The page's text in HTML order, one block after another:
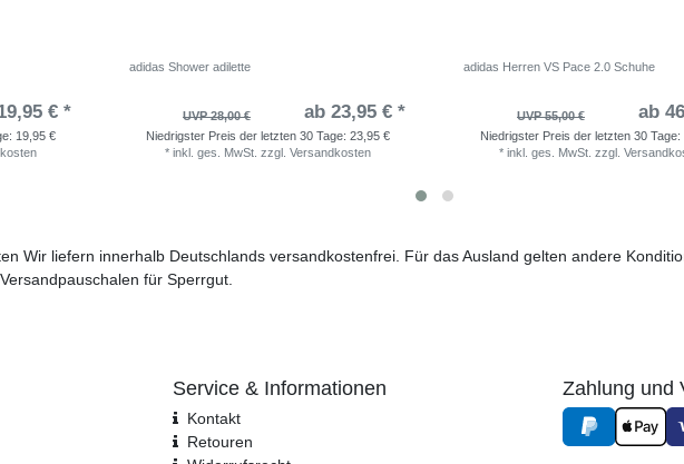
€ *
19,95 €
adidas Shower adilette
UVP 28,00 € ab 23,95 € *
Niedrigster Preis der letzten 30 Tage: 23,95 €
* inkl. ges. MwSt. zzgl. Versandkosten
adidas Herren VS Pace 2.0 Schuhe
UVP 55,00 € ab
Niedrigster Preis der letzten 30 Tage:
* inkl. ges. MwSt. zzgl.
Wir liefern innerhalb Deutschlands versandkostenfrei. Für das Ausland gelten andere
für Sperrgut.
Service & Informationen
Kontakt
Retouren
Zahlung und